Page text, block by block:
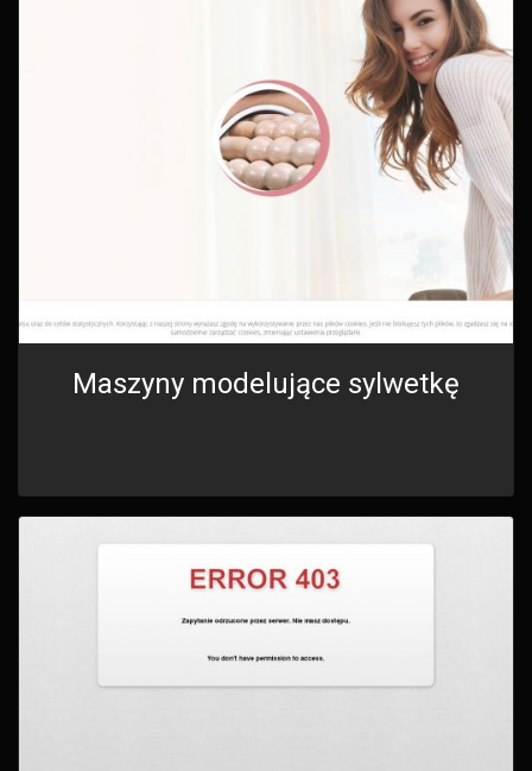
Maszyny modelujące sylwetkę